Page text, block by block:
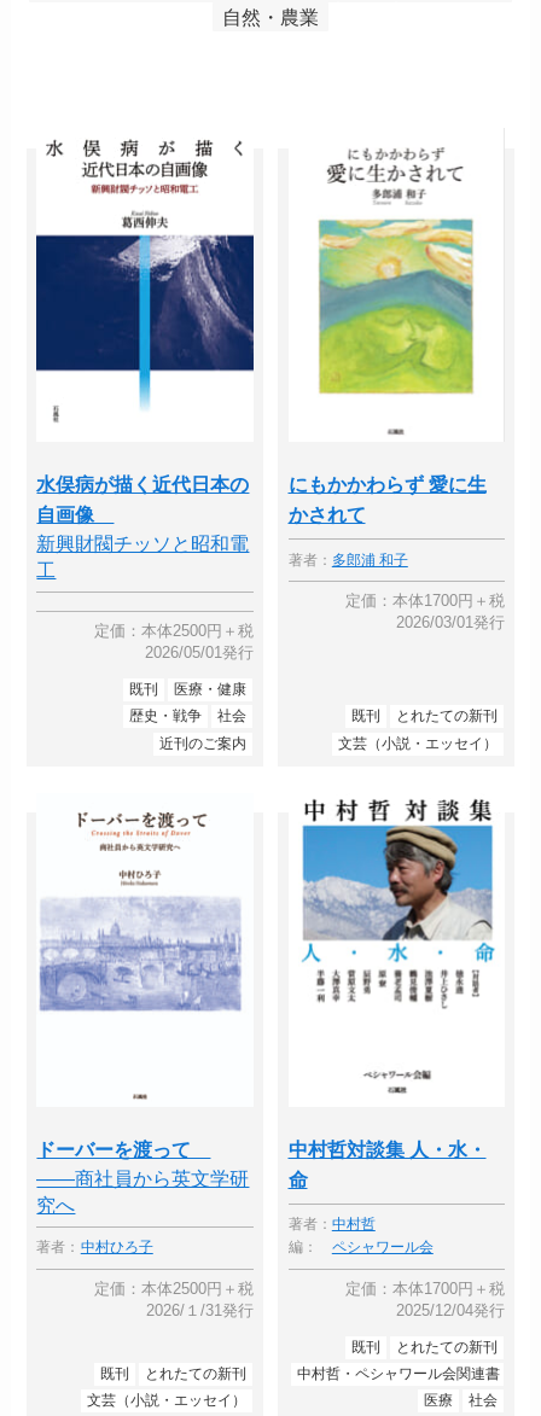
自然・農業
水俣病が描く近代日本の
自画像
新興財閥チッソと昭和電
工
定価：本体2500円＋税
2026/05/01発行
既刊
医療・健康
歴史・戦争
社会
近刊のご案内
にもかかわらず 愛に生
かされて
著者： 多郎浦 和子
定価：本体1700円＋税
2026/03/01発行
既刊
とれたての新刊
文芸（小説・エッセイ）
ドーバーを渡って
――商社員から英文学研
究へ
著者： 中村ひろ子
定価：本体2500円＋税
2026/１/31発行
既刊
とれたての新刊
文芸（小説・エッセイ）
中村哲対談集 人・水・
命
著者： 中村哲
編：
ペシャワール会
定価：本体1700円＋税
2025/12/04発行
既刊
とれたての新刊
中村哲・ペシャワール会関連書
医療
社会